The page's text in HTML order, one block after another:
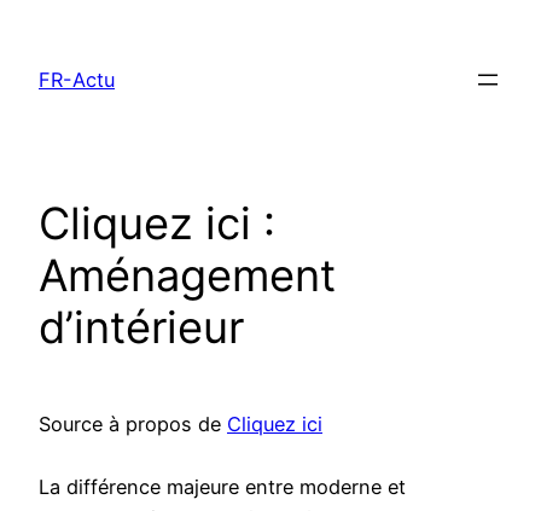
contenu
FR-Actu
Cliquez ici :
Aménagement
d’intérieur
Source à propos de Cliquez ici
La différence majeure entre moderne et